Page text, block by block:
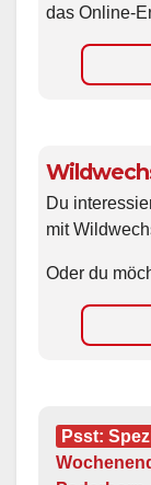
das Online-
Du
mit
Oder du
Psst: